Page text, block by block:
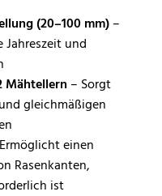
(20–100 mm)–
Jahreszeit und
Mähtellern – Sorgt
gleichmäßigen
einen
Rasenkanten,
ist